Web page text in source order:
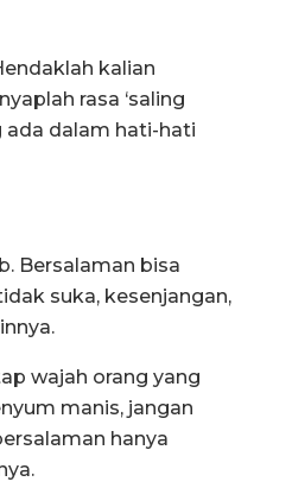
kalian
rasa ‘saling
ada dalam hati-hati
Bersalaman bisa
suka, kesenjangan,
wajah orang yang
manis, jangan
hanya